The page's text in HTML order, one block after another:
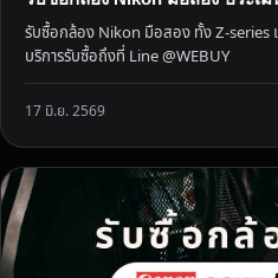
า
ง
สุ
รับซื้อกล้อง Nikon มือสอง ทั้ง Z-series แ
บริการรับซื้อถึงที่ Line @WEBUY
17 มิ.ย. 2569